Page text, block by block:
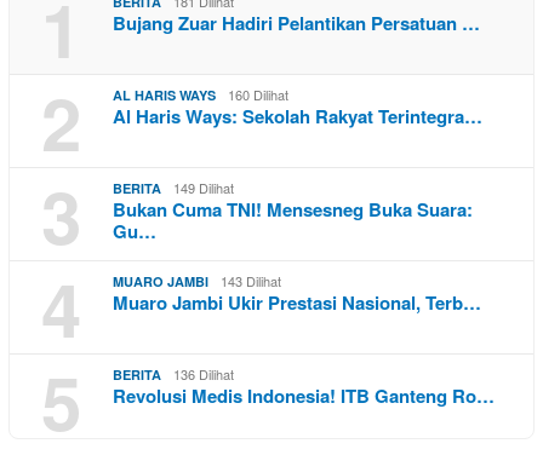
1 Bujang Zuar Hadiri Pelantikan Persatuan …
2 AL HARIS WAYS 160 Dilihat
Al Haris Ways: Sekolah Rakyat Terintegra…
3 BERITA 149 Dilihat
Bukan Cuma TNI! Mensesneg Buka Suara:
Gu…
4 MUARO JAMBI 143 Dilihat
Muaro Jambi Ukir Prestasi Nasional, Terb…
5 BERITA 136 Dilihat
Revolusi Medis Indonesia! ITB Ganteng Ro…